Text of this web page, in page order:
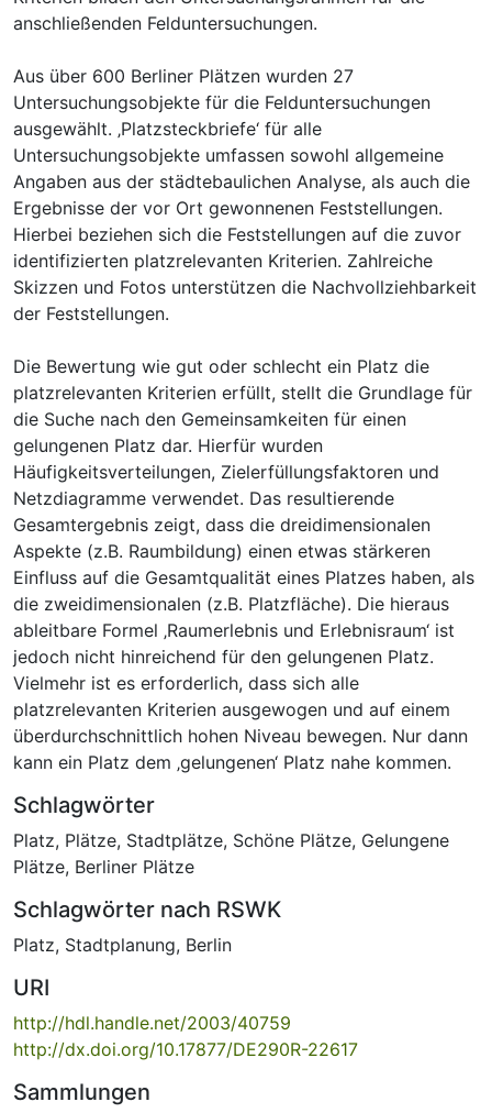
anschließenden Felduntersuchungen.
Aus über 600 Berliner Plätzen wurden 27
Untersuchungsobjekte für die Felduntersuchungen
ausgewählt. ‚Platzsteckbriefe‘ für alle
Untersuchungsobjekte umfassen sowohl allgemeine
Angaben aus der städtebaulichen Analyse, als auch die
Ergebnisse der vor Ort gewonnenen Feststellungen.
Hierbei beziehen sich die Feststellungen auf die zuvor
identifizierten platzrelevanten Kriterien. Zahlreiche
Skizzen und Fotos unterstützen die Nachvollziehbarkeit
der Feststellungen.
Die Bewertung wie gut oder schlecht ein Platz die
platzrelevanten Kriterien erfüllt, stellt die Grundlage für
die Suche nach den Gemeinsamkeiten für einen
gelungenen Platz dar. Hierfür wurden
Häufigkeitsverteilungen, Zielerfüllungsfaktoren und
Netzdiagramme verwendet. Das resultierende
Gesamtergebnis zeigt, dass die dreidimensionalen
Aspekte (z.B. Raumbildung) einen etwas stärkeren
Einfluss auf die Gesamtqualität eines Platzes haben, als
die zweidimensionalen (z.B. Platzfläche). Die hieraus
ableitbare Formel ‚Raumerlebnis und Erlebnisraum‘ ist
jedoch nicht hinreichend für den gelungenen Platz.
Vielmehr ist es erforderlich, dass sich alle
platzrelevanten Kriterien ausgewogen und auf einem
überdurchschnittlich hohen Niveau bewegen. Nur dann
kann ein Platz dem ‚gelungenen‘ Platz nahe kommen.
Schlagwörter
Platz, Plätze, Stadtplätze, Schöne Plätze, Gelungene
Plätze, Berliner Plätze
Schlagwörter nach RSWK
Platz, Stadtplanung, Berlin
URI
http://hdl.handle.net/2003/40759
http://dx.doi.org/10.17877/DE290R-22617
Sammlungen